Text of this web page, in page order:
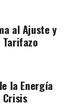
al Ajuste y
la Energía